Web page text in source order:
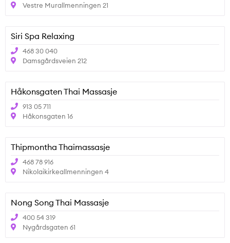
Vestre Murallmenningen 21
Siri Spa Relaxing
468 30 040
Damsgårdsveien 212
Håkonsgaten Thai Massasje
913 05 711
Håkonsgaten 16
Thipmontha Thaimassasje
468 78 916
Nikolaikirkeallmenningen 4
Nong Song Thai Massasje
400 54 319
Nygårdsgaten 61